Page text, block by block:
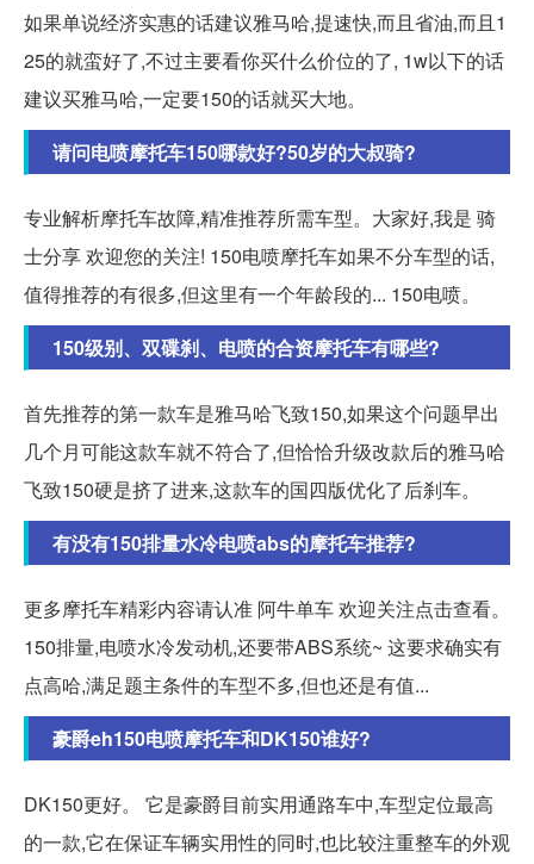
如果单说经济实惠的话建议雅马哈,提速快,而且省油,而且1
25的就蛮好了,不过主要看你买什么价位的了, 1w以下的话
建议买雅马哈,一定要150的话就买大地。
请问电喷摩托车150哪款好?50岁的大叔骑?
专业解析摩托车故障,精准推荐所需车型。大家好,我是 骑
士分享 欢迎您的关注! 150电喷摩托车如果不分车型的话,
值得推荐的有很多,但这里有一个年龄段的... 150电喷。
150级别、双碟刹、电喷的合资摩托车有哪些?
首先推荐的第一款车是雅马哈飞致150,如果这个问题早出
几个月可能这款车就不符合了,但恰恰升级改款后的雅马哈
飞致150硬是挤了进来,这款车的国四版优化了后刹车。
有没有150排量水冷电喷abs的摩托车推荐?
更多摩托车精彩内容请认准 阿牛单车 欢迎关注点击查看。
150排量,电喷水冷发动机,还要带ABS系统~ 这要求确实有
点高哈,满足题主条件的车型不多,但也还是有值...
豪爵eh150电喷摩托车和DK150谁好?
DK150更好。 它是豪爵目前实用通路车中,车型定位最高
的一款,它在保证车辆实用性的同时,也比较注重整车的外观